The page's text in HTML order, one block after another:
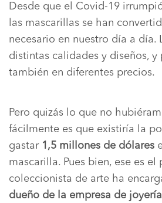
Desde que el Covid-19
las mascarillas se han
necesario en nuestro día a día.
distintas calidades y diseños, y
también en diferentes precios.
Pero quizás lo que no
fácilmente es que existiría la
gastar1,5 millones de dólares
mascarilla. Pues bien, ese es
coleccionista de arte ha
dueño de la empresa de joyería